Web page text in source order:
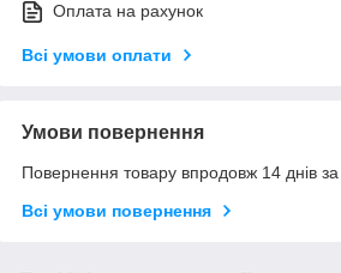
Оплата на рахунок
Всі умови оплати
Умови повернення
Повернення товару впродовж 14 днів
Всі умови повернення